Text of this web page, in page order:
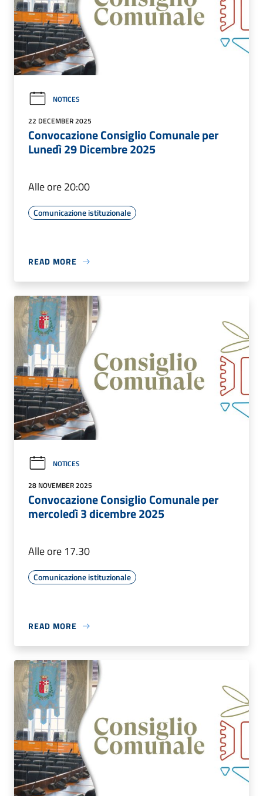
NOTICES
22 DECEMBER 2025
Convocazione Consiglio Comunale per
Lunedì 29 Dicembre 2025
Alle ore 20:00
Comunicazione istituzionale
READ MORE
NOTICES
28 NOVEMBER 2025
Convocazione Consiglio Comunale per
mercoledì 3 dicembre 2025
Alle ore 17.30
Comunicazione istituzionale
READ MORE